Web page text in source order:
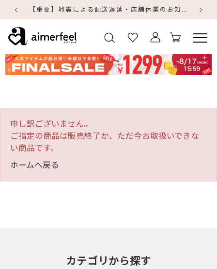
【重要】地震による配送遅延・店舗休業のお知らせ
申し訳ございません。
ご指定の商品は販売終了か、ただ今お取扱いできな
い商品です。
ホームへ戻る
カテゴリから探す